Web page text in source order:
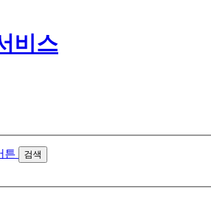
검색